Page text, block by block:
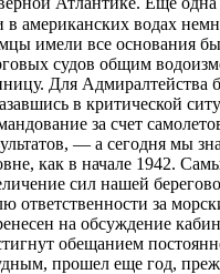
в американских водах
имели все основания
судов общим
Для Адмиралтейства
в критической
за счет
— а сегодня мы
как в начале 1942.
сил нашей
ответственности за
на обсуждение
обещанием
прошел еще год,